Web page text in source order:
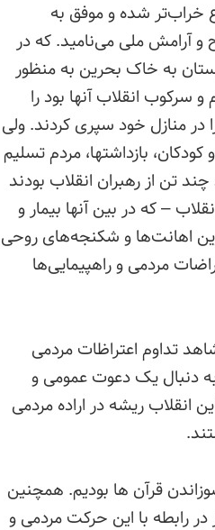
خراب‌تر شده و موفق به
آرامش ملی می‌نامید. که در
به خاک بحرین به منظور
سرکوب انقلاب آنها بود را
منازل خود سپری کردند. ولی
بازداشتها، مردم تسلیم
تن از رهبران انقلاب بودند
– که در بین آنها بیمار و
اهانت‌ها و شکنجه‌های روحی
مردمی و راهپیمایی‌ها
تداوم اعتراظات مردمی
دنبال یک دعوت عمومی و
انقلاب ریشه در اراده مردمی
قرآن ها بودیم. همچنین
در رابطه با این حرکت مردمی و